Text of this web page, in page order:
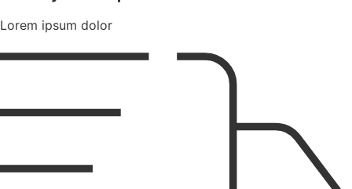
Lorem ipsum dolor